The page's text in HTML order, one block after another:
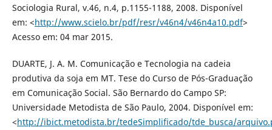
Sociologia Rural, v.46, n.4, p.1155-1188, 2008. Disponível
em: <http://www.scielo.br/pdf/resr/v46n4/v46n4a10.pdf>
Acesso em: 04 mar 2015.
DUARTE, J. A. M. Comunicação e Tecnologia na cadeia
produtiva da soja em MT. Tese do Curso de Pós-Graduação
em Comunicação Social. São Bernardo do Campo SP:
Universidade Metodista de São Paulo, 2004. Disponível em:
<http://ibict.metodista.br/tedeSimplificado/tde_busca/